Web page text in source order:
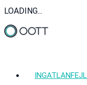
LOADING...